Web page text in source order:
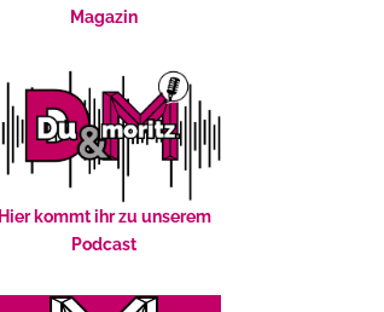
Magazin
Hier kommt ihr zu unserem
Podcast